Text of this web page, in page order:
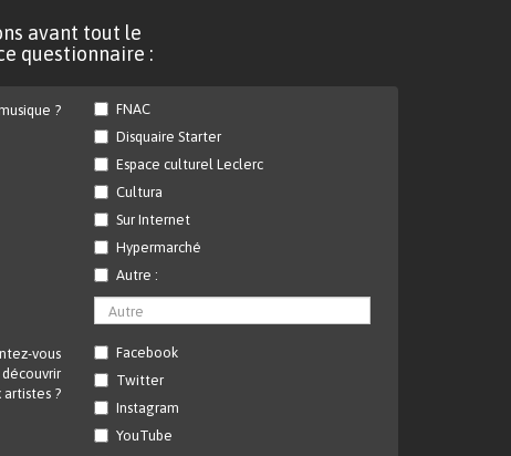
avant tout le
questionnaire :
?
FNAC
Disquaire Starter
Espace culturel Leclerc
Cultura
Sur Internet
Hypermarché
Autre :
vous
artistes ?
Facebook
Twitter
Instagram
YouTube